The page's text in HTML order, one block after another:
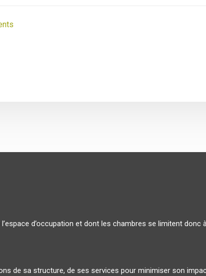
d’occupation et dont les chambres se limitent donc
de sa structure, de ses services pour minimiser son